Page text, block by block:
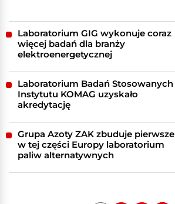
Laboratorium GIG wykonuje coraz
więcej badań dla branży
elektroenergetycznej
Laboratorium Badań Stosowanych
Instytutu KOMAG uzyskało
akredytację
Grupa Azoty ZAK zbuduje pierwsze
w tej części Europy laboratorium
paliw alternatywnych